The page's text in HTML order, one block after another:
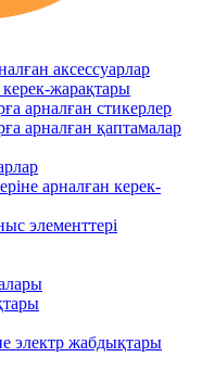
аксессуарлар
жарақтары
арналған стикерлер
арналған қаптамалар
арналған керек-
элементтері
электр жабдықтары